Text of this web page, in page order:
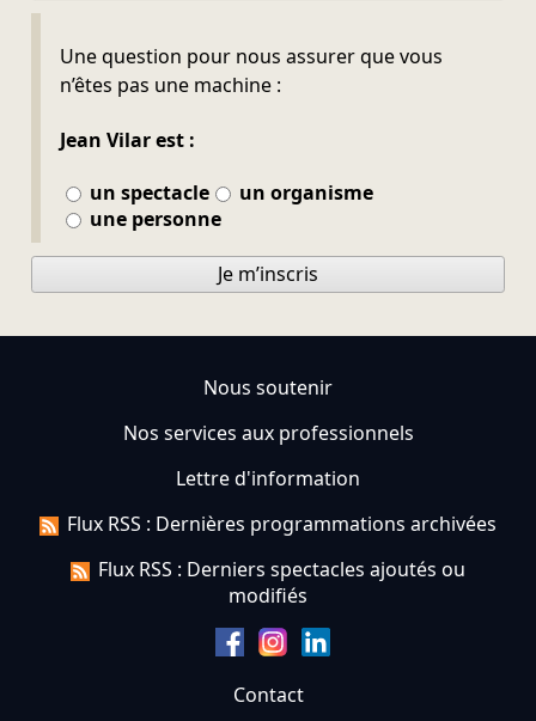
Une question pour nous assurer que vous
n’êtes pas une machine :
Jean Vilar est :
un spectacle
un organisme
une personne
Ne pas remplir
Je m’inscris
Nous soutenir
Nos services aux professionnels
Lettre d'information
Flux RSS : Dernières programmations archivées
Flux RSS : Derniers spectacles ajoutés ou
modifiés
Contact